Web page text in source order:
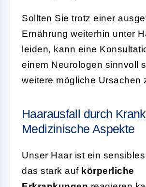
Sollten Sie trotz einer
Ernährung weiterhin unter
leiden, kann eine
einem Neurologen sinnvoll
weitere mögliche Ursachen
Haarausfall durch
Medizinische Aspekte
Unser Haar ist ein
das stark auf körperliche